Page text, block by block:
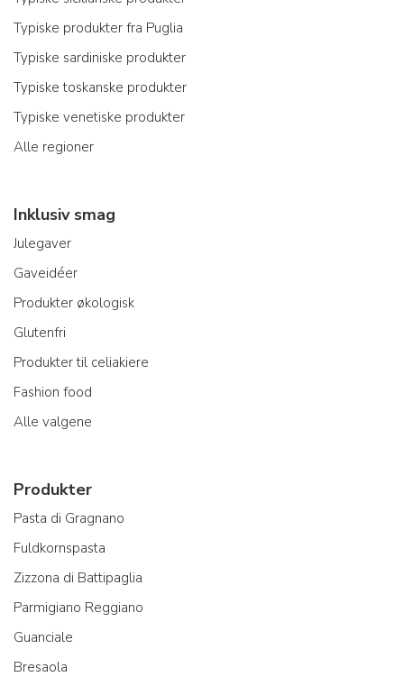
Typiske produkter fra Puglia
Typiske sardiniske produkter
Typiske toskanske produkter
Typiske venetiske produkter
Alle regioner
Inklusiv smag
Julegaver
Gaveidéer
Produkter økologisk
Glutenfri
Produkter til celiakiere
Fashion food
Alle valgene
Produkter
Pasta di Gragnano
Fuldkornspasta
Zizzona di Battipaglia
Parmigiano Reggiano
Guanciale
Bresaola